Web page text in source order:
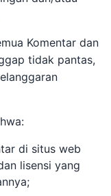
Komentar dan
tidak pantas,
di situs web
lisensi yang